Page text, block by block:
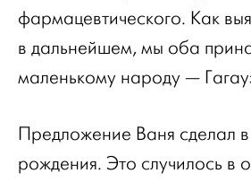
фармацевтического. Как
в дальнейшем, мы оба
маленькому народу —
Предложение Ваня сделал
рождения. Это случилось в